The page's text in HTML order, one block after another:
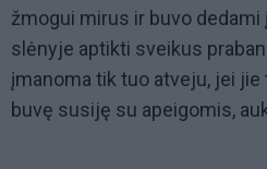
žmogui mirus ir buvo dedami
slėnyje aptikti sveikus
įmanoma tik tuo atveju, jei jie
buvę susiję su apeigomis,